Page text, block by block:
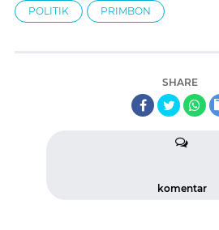
POLITIK PRIMBON
SHARE
komentar